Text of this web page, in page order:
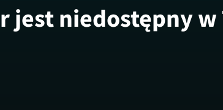
jest niedostępny